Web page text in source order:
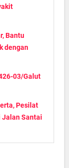
Bantu
dengan
03/Galut
Pesilat
Jalan Santai